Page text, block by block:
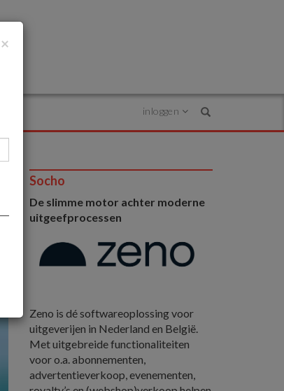
inloggen
Socho
De slimme motor achter moderne
uitgeefprocessen
Zeno is dé softwareoplossing voor
uitgeverijen in Nederland en België.
Met uitgebreide functionaliteiten
voor o.a. abonnementen,
advertentieverkoop, evenementen,
×